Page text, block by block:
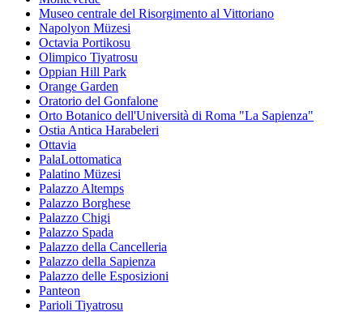
Museo centrale del Risorgimento al Vittoriano
Napolyon Müzesi
Octavia Portikosu
Olimpico Tiyatrosu
Oppian Hill Park
Orange Garden
Oratorio del Gonfalone
Orto Botanico dell'Università di Roma "La Sapienza"
Ostia Antica Harabeleri
Ottavia
PalaLottomatica
Palatino Müzesi
Palazzo Altemps
Palazzo Borghese
Palazzo Chigi
Palazzo Spada
Palazzo della Cancelleria
Palazzo della Sapienza
Palazzo delle Esposizioni
Panteon
Parioli Tiyatrosu